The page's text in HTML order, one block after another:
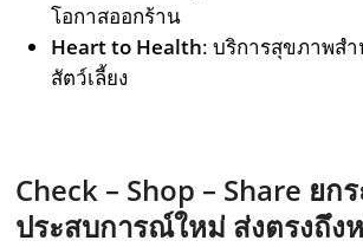
โอกาสออกร้าน
Heart to Health: บริการสุขภาพส
สัตว์เลี้ยง
Check – Shop – Share ยก
ประสบการณ์ใหม่ ส่งตรงถึง